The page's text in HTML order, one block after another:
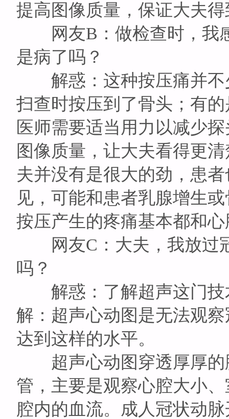
提高图像质量，保证大夫
网友B：做检查时，我
是病了吗？
解惑：这种按压痛并不
扫查时按压到了骨头；有
医师需要适当用力以减少
图像质量，让大夫看得更
夫并没有是很大的劲，患
见，可能和患者乳腺增生
按压产生的疼痛基本都和
网友C：大夫，我放过
吗？
解惑：了解超声这门技
解：超声心动图是无法观
达到这样的水平。
超声心动图穿透厚厚的
管，主要是观察心腔大小
腔内的血流。成人冠状动